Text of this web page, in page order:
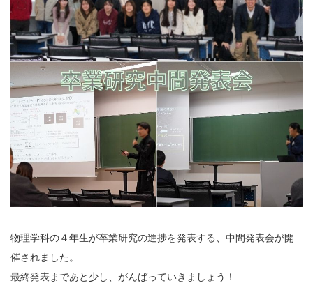
物理学科の４年生が卒業研究の進捗を発表する、中間発表会が開
催されました。
最終発表まであと少し、がんばっていきましょう！